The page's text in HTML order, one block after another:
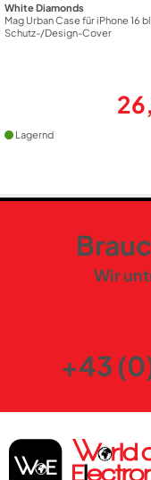
White Diamonds
Mag Urban Case für iPhone 16
Schutz-/Design-Cover
26,
Lagernd
Wir
+43